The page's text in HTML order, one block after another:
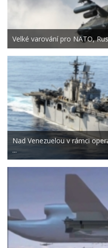
Velké varování pro NATO,
Nad Venezuelou v rámci
...